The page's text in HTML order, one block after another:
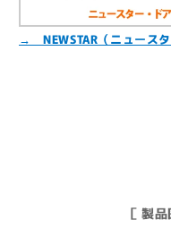
→ NEWSTAR（ニュース
［ 製